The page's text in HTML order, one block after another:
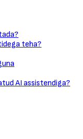
teha?
AI assistendiga?